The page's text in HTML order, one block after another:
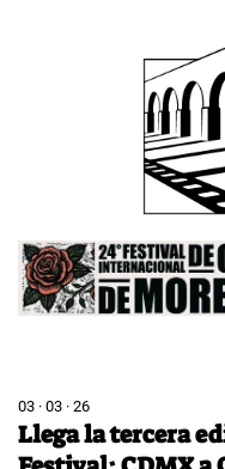
Image
03 · 03 · 26
Llega la tercera